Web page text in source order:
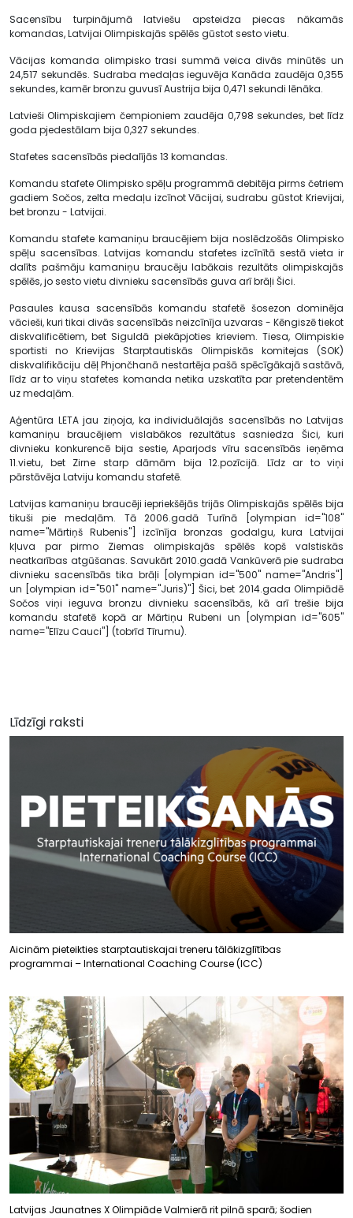
Sacensību turpinājumā latviešu apsteidza piecas nākamās
komandas, Latvijai Olimpiskajās spēlēs gūstot sesto vietu.
Vācijas komanda olimpisko trasi summā veica divās minūtēs un
24,517 sekundēs. Sudraba medaļas ieguvēja Kanāda zaudēja 0,355
sekundes, kamēr bronzu guvusī Austrija bija 0,471 sekundi lēnāka.
Latvieši Olimpiskajiem čempioniem zaudēja 0,798 sekundes, bet līdz
goda pjedestālam bija 0,327 sekundes.
Stafetes sacensībās piedalījās 13 komandas.
Komandu stafete Olimpisko spēļu programmā debitēja pirms četriem
gadiem Sočos, zelta medaļu izcīnot Vācijai, sudrabu gūstot Krievijai,
bet bronzu - Latvijai.
Komandu stafete kamaniņu braucējiem bija noslēdzošās Olimpisko
spēļu sacensības. Latvijas komandu stafetes izcīnītā sestā vieta ir
dalīts pašmāju kamaniņu braucēju labākais rezultāts olimpiskajās
spēlēs, jo sesto vietu divnieku sacensībās guva arī brāļi Šici.
Pasaules kausa sacensībās komandu stafetē šosezon dominēja
vācieši, kuri tikai divās sacensībās neizcīnīja uzvaras - Kēngiszē tiekot
diskvalificētiem, bet Siguldā piekāpjoties krieviem. Tiesa, Olimpiskie
sportisti no Krievijas Starptautiskās Olimpiskās komitejas (SOK)
diskvalifikāciju dēļ Phjončhanā nestartēja pašā spēcīgākajā sastāvā,
līdz ar to viņu stafetes komanda netika uzskatīta par pretendentēm
uz medaļām.
Aģentūra LETA jau ziņoja, ka individuālajās sacensībās no Latvijas
kamaniņu braucējiem vislabākos rezultātus sasniedza Šici, kuri
divnieku konkurencē bija sestie, Aparjods vīru sacensībās ieņēma
11.vietu, bet Zirne starp dāmām bija 12.pozīcijā. Līdz ar to viņi
pārstāvēja Latviju komandu stafetē.
Latvijas kamaniņu braucēji iepriekšējās trijās Olimpiskajās spēlēs bija
tikuši pie medaļām. Tā 2006.gadā Turīnā [olympian id="108"
name="Mārtiņš Rubenis"] izcīnīja bronzas godalgu, kura Latvijai
kļuva par pirmo Ziemas olimpiskajās spēlēs kopš valstiskās
neatkarības atgūšanas. Savukārt 2010.gadā Vankūverā pie sudraba
divnieku sacensībās tika brāļi [olympian id="500" name="Andris"]
un [olympian id="501" name="Juris)"] Šici, bet 2014.gada Olimpiādē
Sočos viņi ieguva bronzu divnieku sacensībās, kā arī trešie bija
komandu stafetē kopā ar Mārtiņu Rubeni un [olympian id="605"
name="Elīzu Cauci"] (tobrīd Tīrumu).
Līdzīgi raksti
Aicinām pieteikties starptautiskajai treneru tālākizglītības
programmai – International Coaching Course (ICC)
Latvijas Jaunatnes X Olimpiāde Valmierā rit pilnā sparā; šodien